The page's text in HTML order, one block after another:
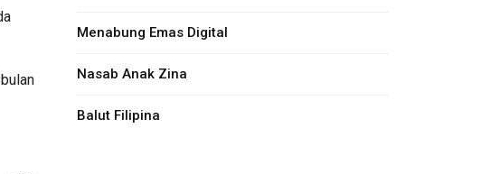
Menabung Emas Digital
Nasab Anak Zina
Balut Filipina